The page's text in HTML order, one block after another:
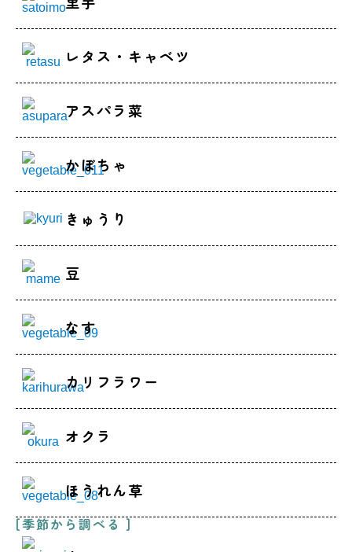
レタス・キャベツ
アスパラ菜
かぼちゃ
きゅうり
豆
なす
カリフラワー
オクラ
ほうれん草
[季節から調べる ]